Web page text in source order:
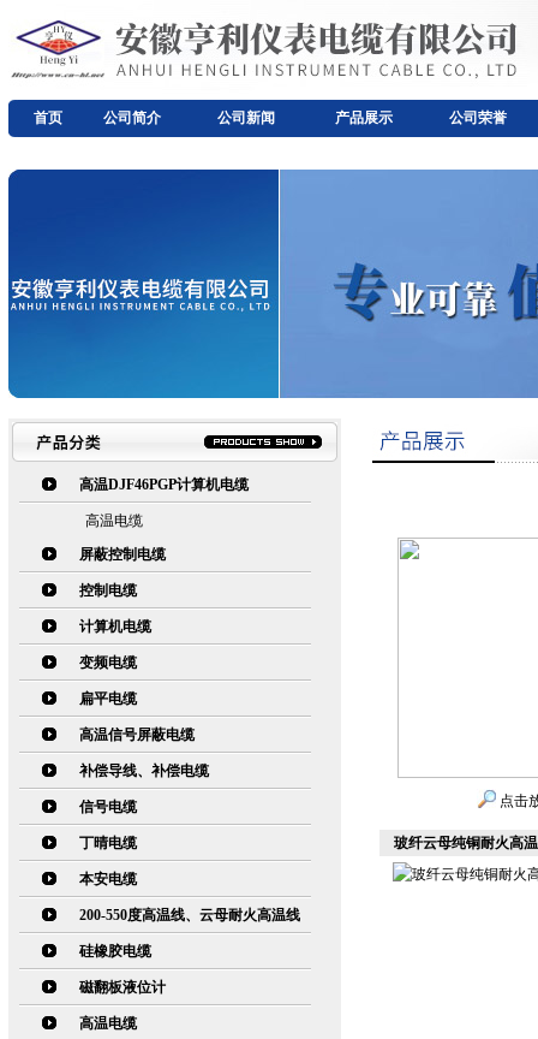
首页 公司简介 公司新闻 产品展示 公司荣誉
高温DJF46PGP计算机电缆
高温电缆
屏蔽控制电缆
控制电缆
计算机电缆
变频电缆
扁平电缆
高温信号屏蔽电缆
补偿导线、补偿电缆
信号电缆
丁晴电缆
本安电缆
200-550度高温线、云母耐火高温线
硅橡胶电缆
磁翻板液位计
高温电缆
点击
玻纤云母纯铜耐火高